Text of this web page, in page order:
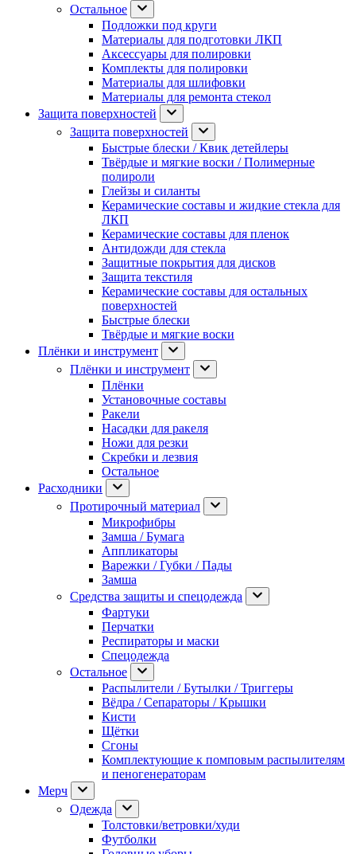
Остальное
Подложки под круги
Материалы для подготовки ЛКП
Аксессуары для полировки
Комплекты для полировки
Материалы для шлифовки
Материалы для ремонта стекол
Защита поверхностей
Защита поверхностей
Быстрые блески / Квик детейлеры
Твёрдые и мягкие воски / Полимерные
полироли
Глейзы и силанты
Керамические составы и жидкие стекла для
ЛКП
Керамические составы для пленок
Антидожди для стекла
Защитные покрытия для дисков
Защита текстиля
Керамические составы для остальных
поверхностей
Быстрые блески
Твёрдые и мягкие воски
Плёнки и инструмент
Плёнки и инструмент
Плёнки
Установочные составы
Ракели
Насадки для ракеля
Ножи для резки
Скребки и лезвия
Остальное
Расходники
Протирочный материал
Микрофибры
Замша / Бумага
Аппликаторы
Варежки / Губки / Пады
Замша
Средства защиты и спецодежда
Фартуки
Перчатки
Респираторы и маски
Спецодежда
Остальное
Распылители / Бутылки / Триггеры
Вёдра / Сепараторы / Крышки
Кисти
Щётки
Сгоны
Комплектующие к помповым распылителям
и пеногенераторам
Мерч
Одежда
Толстовки/ветровки/худи
Футболки